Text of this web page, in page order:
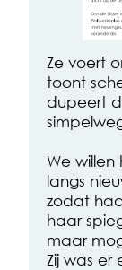
Ze voert
toont
dupeert
We
langs
zodat
haar
maar
Zij was er